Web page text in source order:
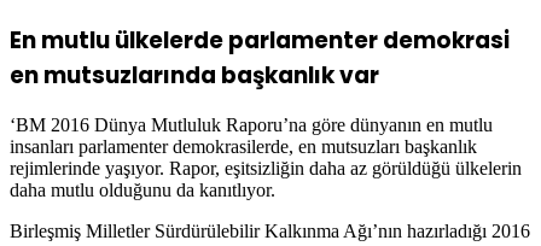
En mutlu ülkelerde parlamenter demokrasi
en mutsuzlarında başkanlık var
‘BM 2016 Dünya Mutluluk Raporu’na göre dünyanın en mutlu
insanları parlamenter demokrasilerde, en mutsuzları başkanlık
rejimlerinde yaşıyor. Rapor, eşitsizliğin daha az görüldüğü ülkelerin
daha mutlu olduğunu da kanıtlıyor.
Birleşmiş Milletler Sürdürülebilir Kalkınma Ağı’nın hazırladığı 2016